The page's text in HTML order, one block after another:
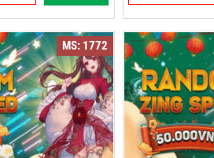
MS: 1772